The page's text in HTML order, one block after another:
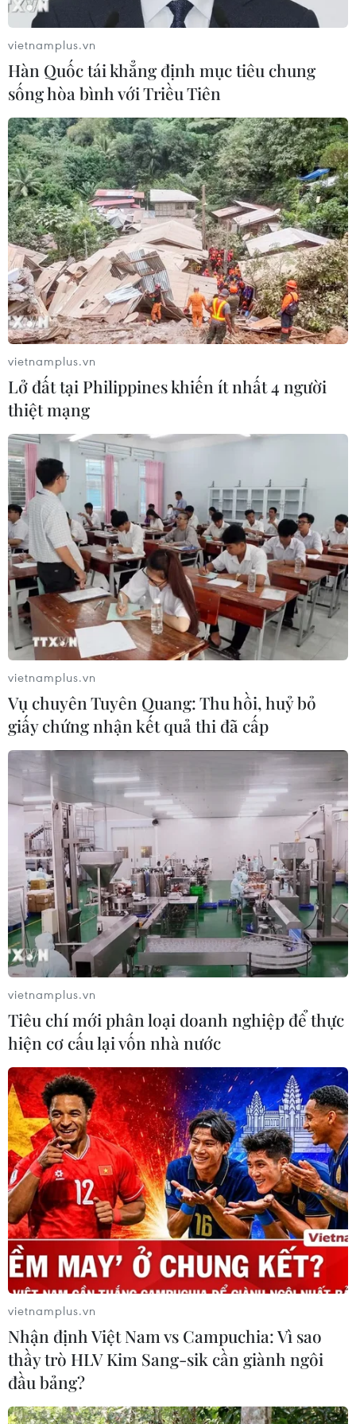
Ấn Độ khẳng định kiểm soát tình hình dọc
biên giới với Trung Quốc
13/06/2020 15:22
Ông Naravane cho biết các cuộc đàm phán đã dẫn
đến nhiều hoạt động rút quân và hy vọng thông qua
đàm phán, tất cả những khác biệt được cho là đang tồn
tại giữa Ấn Độ và Trung Quốc sẽ được giải quyết.
vietnamplus.vn
Hàn Quốc tái khẳng định mục tiêu chung
sống hòa bình với Triều Tiên
vietnamplus.vn
Lở đất tại Philippines khiến ít nhất 4 người
thiệt mạng
vietnamplus.vn
Vụ chuyên Tuyên Quang: Thu hồi, huỷ bỏ
giấy chứng nhận kết quả thi đã cấp
vietnamplus.vn
Tiêu chí mới phân loại doanh nghiệp để thực
hiện cơ cấu lại vốn nhà nước
vietnamplus.vn
Nhận định Việt Nam vs Campuchia: Vì sao
thầy trò HLV Kim Sang-sik cần giành ngôi
đầu bảng?